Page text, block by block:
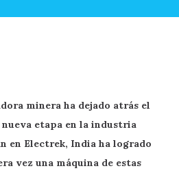
minera ha dejado atrás el
etapa en la industria
en Electrek, India ha logrado
vez una máquina de estas